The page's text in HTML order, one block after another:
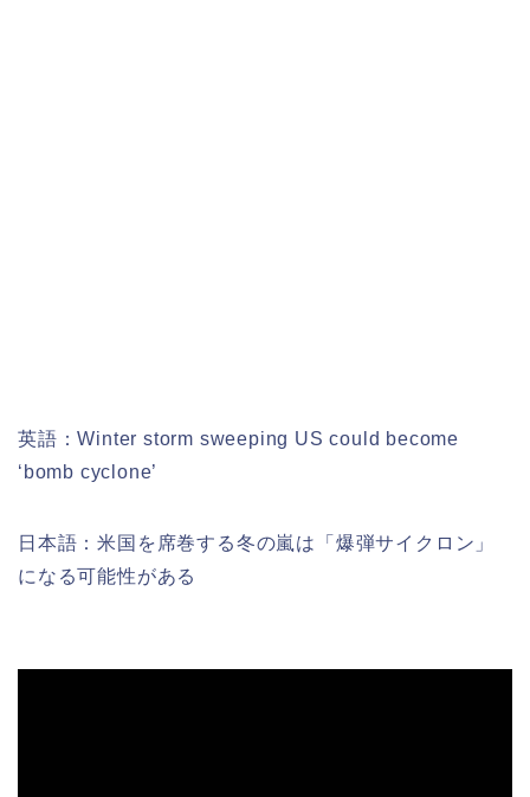
英語：Winter storm sweeping US could become
‘bomb cyclone’
日本語：米国を席巻する冬の嵐は「爆弾サイクロン」
になる可能性がある